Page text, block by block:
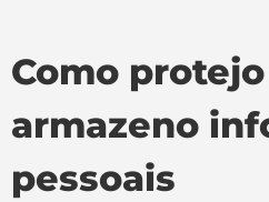
Como
armazeno
pessoais